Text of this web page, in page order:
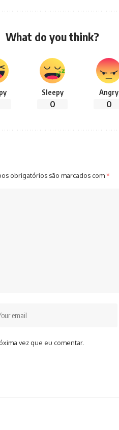
What do you think?
Sleepy
0
Angry
0
obrigatórios são marcados com*
vez que eu comentar.